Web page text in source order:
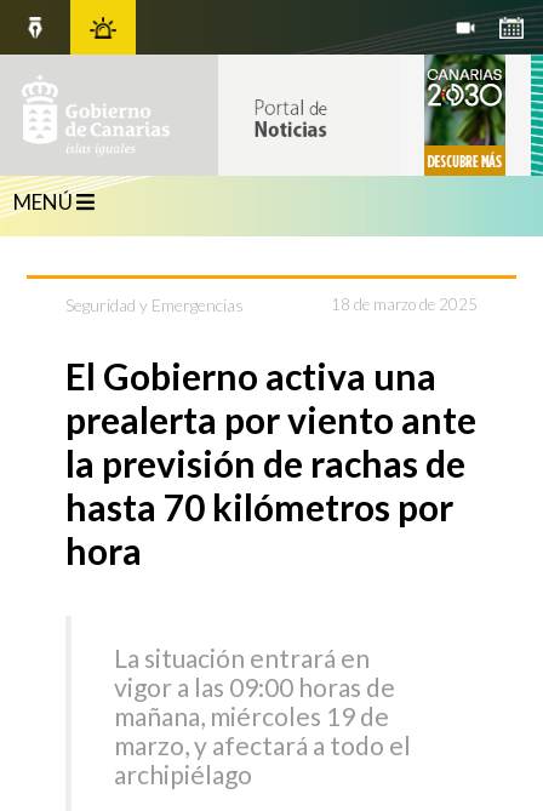
MENÚ
Seguridad y Emergencias 18 de marzo de 2025
El Gobierno activa una
prealerta por viento ante
la previsión de rachas de
hasta 70 kilómetros por
hora
La situación entrará en
vigor a las 09:00 horas de
mañana, miércoles 19 de
marzo, y afectará a todo el
archipiélago